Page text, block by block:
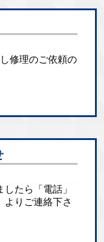
修理のご依頼の
たら「電話」
よりご連絡下さ